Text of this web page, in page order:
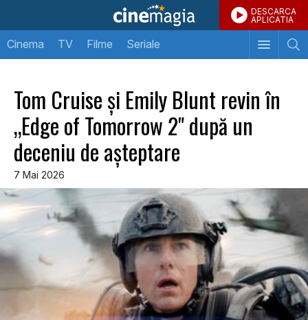
DESCARCA
APLICATIA
Cinema TV Filme Seriale
Tom Cruise și Emily Blunt revin în
„Edge of Tomorrow 2" după un
deceniu de așteptare
7 Mai 2026